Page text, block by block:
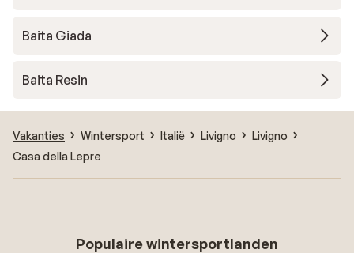
Baita Giada
Baita Resin
Vakanties Wintersport Italië Livigno
Livigno
Casa della Lepre
Populaire wintersportlanden